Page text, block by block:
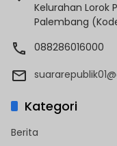
Kelurahan Lorok
Palembang
088286016000
Kategori
Berita